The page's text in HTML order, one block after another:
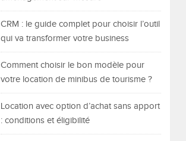
CRM : le guide complet pour choisir l’outil
qui va transformer votre business
Comment choisir le bon modèle pour
votre location de minibus de tourisme ?
Location avec option d’achat sans apport
: conditions et éligibilité